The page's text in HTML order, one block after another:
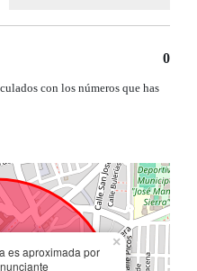
0
con los números que has
es aproximada por
×